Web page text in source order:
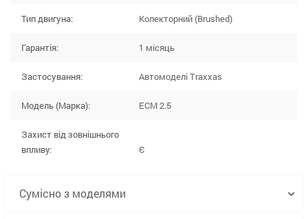
Тип двигуна: Колекторний (Brushed)
Гарантія: 1 місяць
Застосування: Автомоделі Traxxas
Модель (Марка): ECM 2.5
Захист від зовнішнього
впливу:
Є
Сумісно з моделями